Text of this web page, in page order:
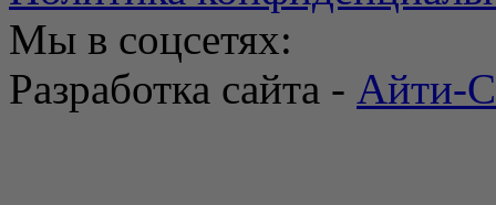
Мы в соцсетях:
Разработка сайта - Айти-